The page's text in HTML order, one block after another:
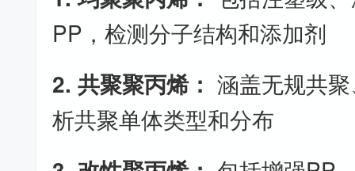
PP，检测分子结构和添加剂
2. 共聚聚丙烯： 涵盖无规共
析共聚单体类型和分布